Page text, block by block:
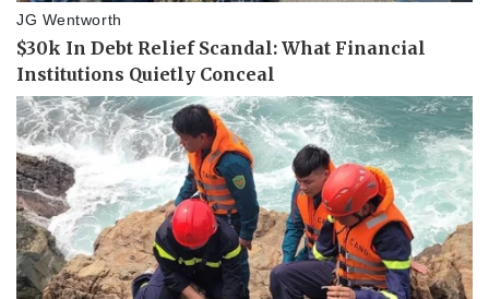
Pháp luật
Vụ án
Tin nóng
Quân sự - Quốc phòng
Vũ khí
Việt Nam